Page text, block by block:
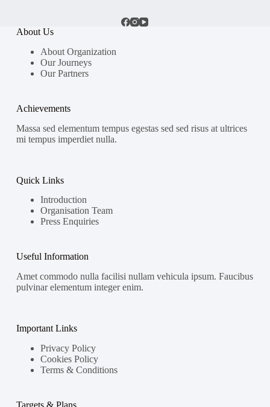
About Us
About Organization
Our Journeys
Our Partners
Achievements
Massa sed elementum tempus egestas sed sed risus at ultrices
mi tempus imperdiet nulla.
Quick Links
Introduction
Organisation Team
Press Enquiries
Useful Information
Amet commodo nulla facilisi nullam vehicula ipsum. Faucibus
pulvinar elementum integer enim.
Important Links
Privacy Policy
Cookies Policy
Terms & Conditions
Targets & Plans